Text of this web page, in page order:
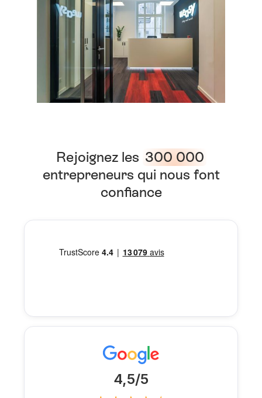
Rejoignez les 300 000
entrepreneurs qui nous font
confiance
4,5/5